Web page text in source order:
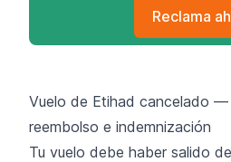
Reclama
Vuelo de Etihad cancelado —
reembolso e indemnización
Tu vuelo debe haber salido